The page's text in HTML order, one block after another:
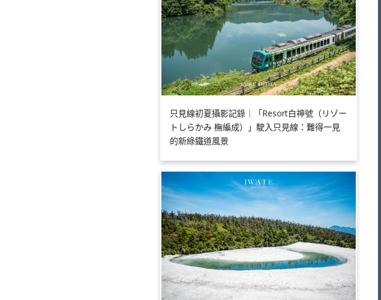
只見線初夏攝影記錄｜「Resort白神號（リゾー
トしらかみ 橅編成）」駛入只見線：難得一見
的新綠鐵道風景